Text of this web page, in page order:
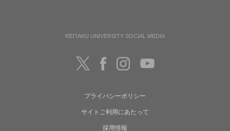
REITAKU UNIVERSITY SOCIAL MEDIA
プライバシーポリシー
サイトご利用にあたって
採用情報